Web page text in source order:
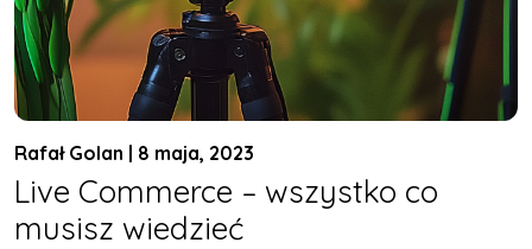
Rafał Golan | 8 maja, 2023
Live Commerce – wszystko co
musisz wiedzieć